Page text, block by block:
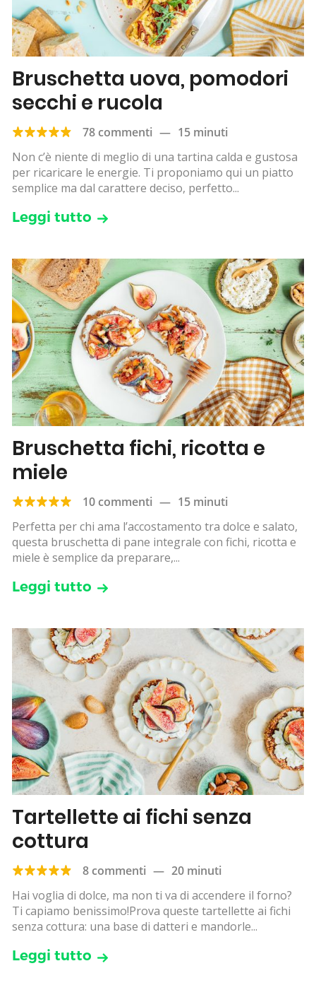
Bruschetta uova, pomodori
secchi e rucola
78 commenti — 15 minuti
Non c’è niente di meglio di una tartina calda e gustosa
per ricaricare le energie. Ti proponiamo qui un piatto
semplice ma dal carattere deciso, perfetto...
Leggi tutto
Bruschetta fichi, ricotta e
miele
10 commenti — 15 minuti
Perfetta per chi ama l’accostamento tra dolce e salato,
questa bruschetta di pane integrale con fichi, ricotta e
miele è semplice da preparare,...
Leggi tutto
Tartellette ai fichi senza
cottura
8 commenti — 20 minuti
Hai voglia di dolce, ma non ti va di accendere il forno?
Ti capiamo benissimo!Prova queste tartellette ai fichi
senza cottura: una base di datteri e mandorle...
Leggi tutto